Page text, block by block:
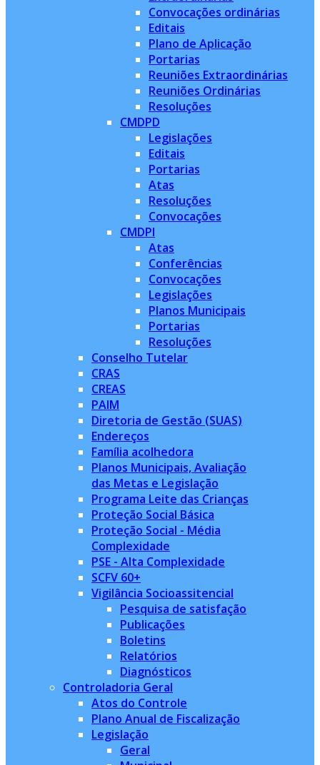
Convocações ordinárias
Editais
Plano de Aplicação
Portarias
Reuniões Extraordinárias
Reuniões Ordinárias
Resoluções
CMDPD
Legislações
Editais
Portarias
Atas
Resoluções
Convocações
CMDPI
Atas
Conferências
Convocações
Legislações
Planos Municipais
Portarias
Resoluções
Conselho Tutelar
CRAS
CREAS
PAIM
Diretoria de Gestão (SUAS)
Endereços
Família acolhedora
Planos Municipais, Avaliação
das Metas e Legislação
Programa Leite das Crianças
Proteção Social Básica
Proteção Social - Média
Complexidade
PSE - Alta Complexidade
SCFV 60+
Vigilância Socioassitencial
Pesquisa de satisfação
Publicações
Boletins
Relatórios
Diagnósticos
Controladoria Geral
Atos do Controle
Plano Anual de Fiscalização
Legislação
Geral